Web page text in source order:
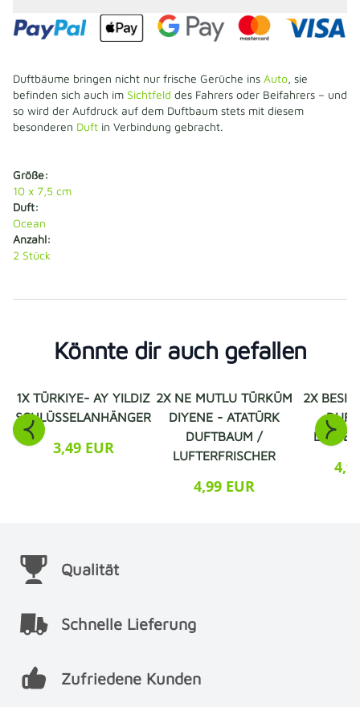
Duftbäume bringen nicht nur frische Gerüche ins Auto, sie
befinden sich auch im Sichtfeld des Fahrers oder Beifahrers – und
so wird der Aufdruck auf dem Duftbaum stets mit diesem
besonderen Duft in Verbindung gebracht.
Größe:
10 x 7,5 cm
Duft:
Ocean
Anzahl:
2 Stück
Könnte dir auch gefallen
1X TÜRKIYE- AY YILDIZ
SCHLÜSSELANHÄNGER
3,49 EUR
2X NE MUTLU TÜRKÜM
DIYENE - ATATÜRK
DUFTBAUM /
LUFTERFRISCHER
4,99 EUR
2X
Qualität
Schnelle Lieferung
Zufriedene Kunden